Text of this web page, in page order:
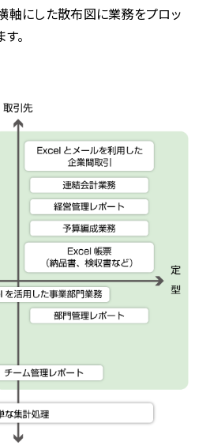
軸にした散布図に業務をプロッ
。